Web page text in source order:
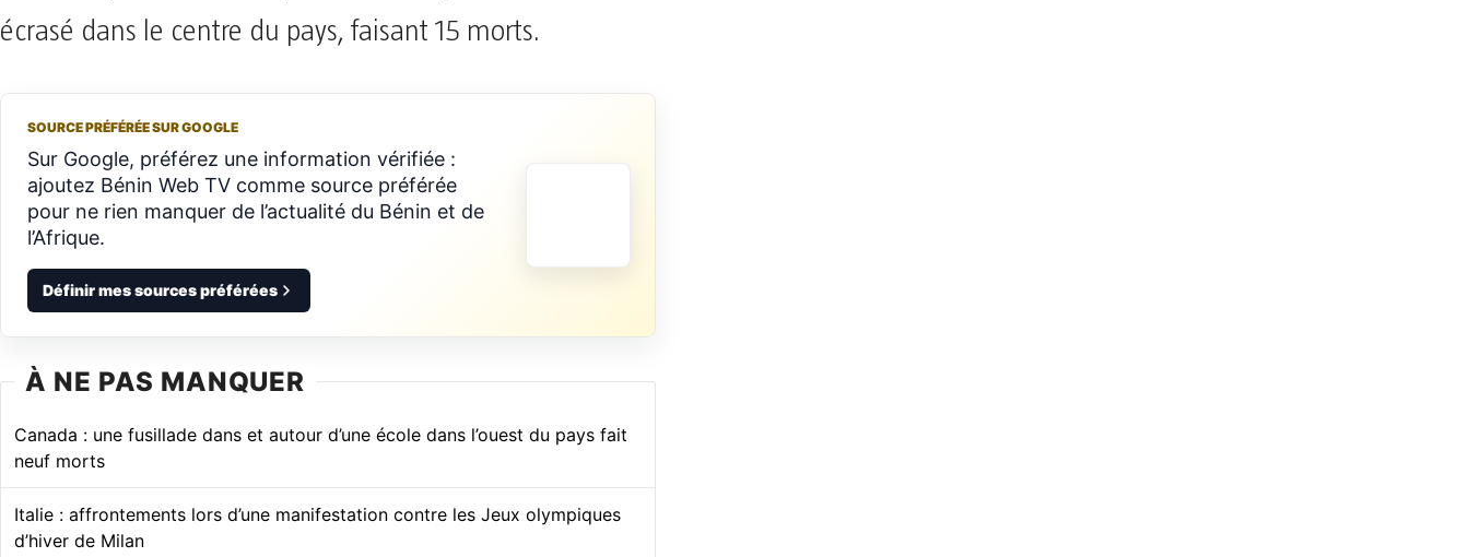
écrasé dans le centre du pays, faisant 15 morts.
SOURCE PRÉFÉRÉE SUR GOOGLE
Sur Google, préférez une information vérifiée :
ajoutez Bénin Web TV comme source préférée
pour ne rien manquer de l’actualité du Bénin et de
l’Afrique.
Définir mes sources préférées
À NE PAS MANQUER
Canada : une fusillade dans et autour d’une école dans l’ouest du pays fait
neuf morts
Italie : affrontements lors d’une manifestation contre les Jeux olympiques
d’hiver de Milan